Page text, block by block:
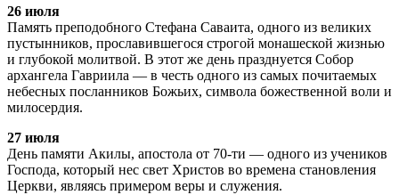
26 июля
Память преподобного Стефана Саваита, одного из великих
пустынников, прославившегося строгой монашеской жизнью
и глубокой молитвой. В этот же день празднуется Собор
архангела Гавриила — в честь одного из самых почитаемых
небесных посланников Божьих, символа божественной воли и
милосердия.
27 июля
День памяти Акилы, апостола от 70-ти — одного из учеников
Господа, который нес свет Христов во времена становления
Церкви, являясь примером веры и служения.